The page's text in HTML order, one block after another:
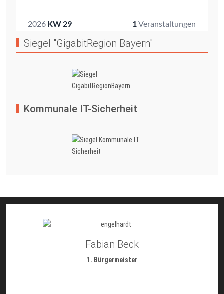
Siegel "GigabitRegion Bayern"
Kommunale IT-Sicherheit
Fabian Beck
1. Bürgermeister